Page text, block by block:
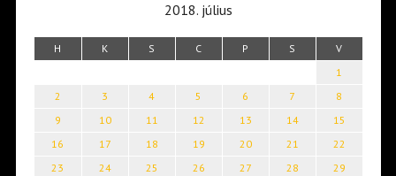
2018. július
H K S C P S V
1
2
3 4 5 6 7
8
9
10 11 12 13 14
15
16
17 18 19 20 21
22
23
24 25 26 27 28
29